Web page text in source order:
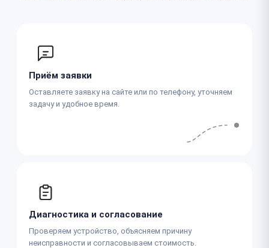
Приём заявки
Оставляете заявку на сайте или по телефону, уточняем
задачу и удобное время.
Диагностика и согласование
Проверяем устройство, объясняем причину
неисправности и согласовываем стоимость.